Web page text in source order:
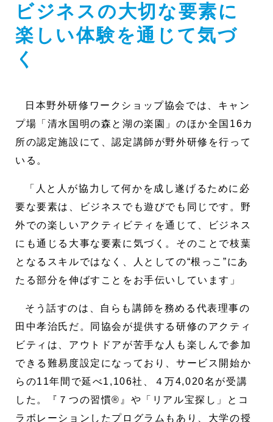
ビジネスの大切な要素に
楽しい体験を通じて気づ
く
日本野外研修ワークショップ協会では、キャン
プ場「清水国明の森と湖の楽園」のほか全国16カ
所の認定施設にて、認定講師が野外研修を行って
いる。
「人と人が協力して何かを成し遂げるために必
要な要素は、ビジネスでも遊びでも同じです。野
外での楽しいアクティビティを通じて、ビジネス
にも通じる大事な要素に気づく。そのことで枝葉
となるスキルではなく、人としての“根っこ”にあ
たる部分を伸ばすことをお手伝いしています」
そう話すのは、自らも講師を務める代表理事の
田中孝治氏だ。同協会が提供する研修のアクティ
ビティは、アウトドアが苦手な人も楽しんで参加
できる難易度設定になっており、サービス開始か
らの11年間で延べ1,106社、４万4,020名が受講
した。『７つの習慣®』や「リアル宝探し」とコ
ラボレーションしたプログラムもあり、大学の授